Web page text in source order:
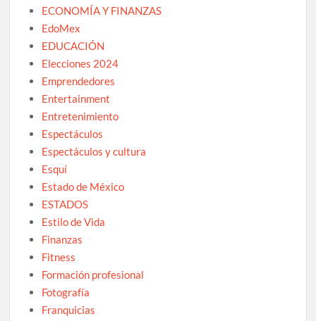
ECONOMÍA Y FINANZAS
EdoMex
EDUCACIÓN
Elecciones 2024
Emprendedores
Entertainment
Entretenimiento
Espectáculos
Espectáculos y cultura
Esquí
Estado de México
ESTADOS
Estilo de Vida
Finanzas
Fitness
Formación profesional
Fotografía
Franquicias